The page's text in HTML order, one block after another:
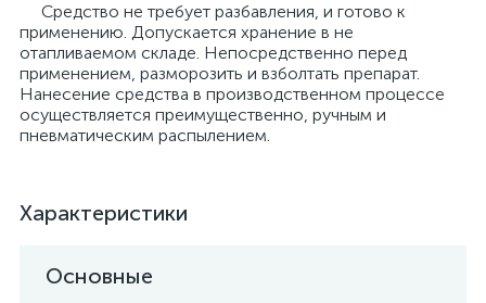
Средство не требует разбавления, и готово к
применению. Допускается хранение в не
отапливаемом складе. Непосредственно перед
применением, разморозить и взболтать препарат.
Нанесение средства в производственном процессе
осуществляется преимущественно, ручным и
пневматическим распылением.
Характеристики
Основные